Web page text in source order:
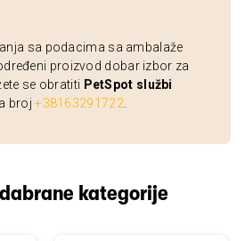
sa podacima sa ambalaže
proizvod dobar izbor za
se obratiti PetSpot službi
broj+38163291722
kategorije